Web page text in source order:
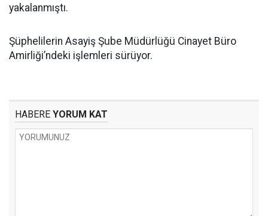
yakalanmıştı.
Şüphelilerin Asayiş Şube Müdürlüğü Cinayet Büro
Amirliği’ndeki işlemleri sürüyor.
HABERE YORUM KAT